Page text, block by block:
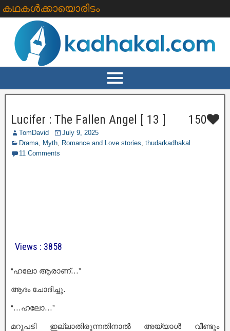
കഥകൾക്കായൊരിടം
Lucifer : The Fallen Angel [ 13 ] 150
TomDavid
July 9, 2025
Drama, Myth, Romance and Love stories, thudarkadhakal
11 Comments
Views : 3858
“ഹലോ ആരാണ്…”
ആദം ചോദിച്ചു.
“…ഹലോ…”
മറുപടി ഇല്ലാതിരുന്നതിനാൽ അയ്യാൾ വീണ്ടും